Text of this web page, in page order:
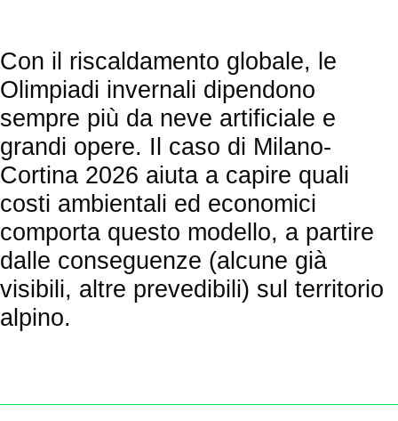
Con il riscaldamento globale, le
Olimpiadi invernali dipendono
sempre più da neve artificiale e
grandi opere. Il caso di Milano-
Cortina 2026 aiuta a capire quali
costi ambientali ed economici
comporta questo modello, a partire
dalle conseguenze (alcune già
visibili, altre prevedibili) sul territorio
alpino.